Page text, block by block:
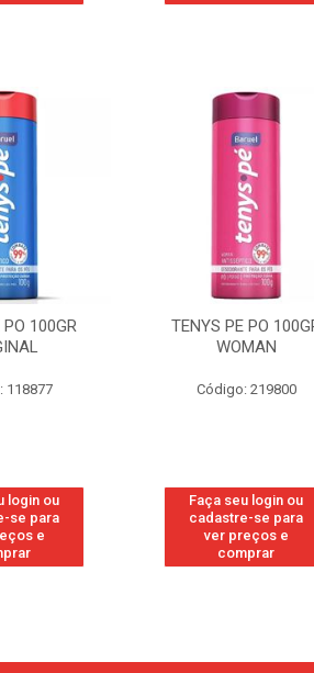
100GR
118877
login ou
se para
e
TENYS PE PO
WOMAN
Código: 219800
Faça seu login ou
cadastre-se para
ver preços e
comprar